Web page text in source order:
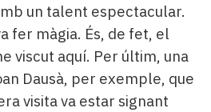
un talent espectacular.
fer màgia. És, de fet, el
viscut aquí. Per últim, una
Dausà, per exemple, que
visita va estar signant